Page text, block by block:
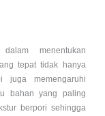
menentukan
tepat tidak hanya
juga memengaruhi
bahan yang paling
berpori sehingga